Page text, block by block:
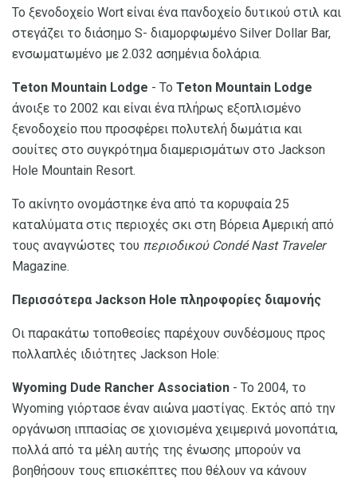
Το ξενοδοχείο Wort είναι ένα πανδοχείο δυτικού στιλ και
στεγάζει το διάσημο S- διαμορφωμένο Silver Dollar Bar,
ενσωματωμένο με 2.032 ασημένια δολάρια.
Teton Mountain Lodge - Το Teton Mountain Lodge
άνοιξε το 2002 και είναι ένα πλήρως εξοπλισμένο
ξενοδοχείο που προσφέρει πολυτελή δωμάτια και
σουίτες στο συγκρότημα διαμερισμάτων στο Jackson
Hole Mountain Resort.
Το ακίνητο ονομάστηκε ένα από τα κορυφαία 25
καταλύματα στις περιοχές σκι στη Βόρεια Αμερική από
τους αναγνώστες του περιοδικού Condé Nast Traveler
Magazine.
Περισσότερα Jackson Hole πληροφορίες διαμονής
Οι παρακάτω τοποθεσίες παρέχουν συνδέσμους προς
πολλαπλές ιδιότητες Jackson Hole:
Wyoming Dude Rancher Association - Το 2004, το
Wyoming γιόρτασε έναν αιώνα μαστίγας. Εκτός από την
οργάνωση ιππασίας σε χιονισμένα χειμερινά μονοπάτια,
πολλά από τα μέλη αυτής της ένωσης μπορούν να
βοηθήσουν τους επισκέπτες που θέλουν να κάνουν